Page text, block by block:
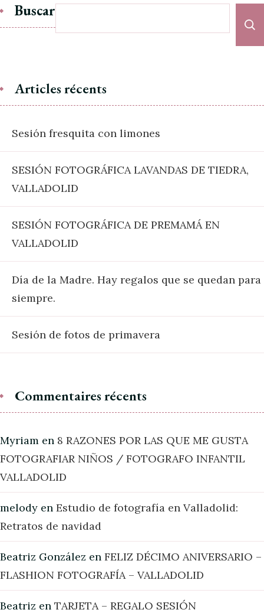
Buscar
Articles récents
Sesión fresquita con limones
SESIÓN FOTOGRÁFICA LAVANDAS DE TIEDRA,
VALLADOLID
SESIÓN FOTOGRÁFICA DE PREMAMÁ EN
VALLADOLID
Día de la Madre. Hay regalos que se quedan para
siempre.
Sesión de fotos de primavera
Commentaires récents
Myriam en 8 RAZONES POR LAS QUE ME GUSTA
FOTOGRAFIAR NIÑOS / FOTOGRAFO INFANTIL
VALLADOLID
melody en Estudio de fotografía en Valladolid:
Retratos de navidad
Beatriz González en FELIZ DÉCIMO ANIVERSARIO –
FLASHION FOTOGRAFÍA – VALLADOLID
Beatriz en TARJETA – REGALO SESIÓN